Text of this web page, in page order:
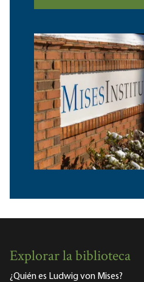
Explorar la biblioteca
¿Quién es Ludwig von Mises?